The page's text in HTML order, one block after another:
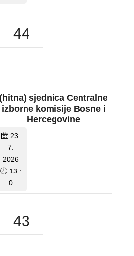
44
(hitna) sjednica Centralne
izborne komisije Bosne i
Hercegovine
23.
7.
2026
13 :
0
43